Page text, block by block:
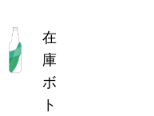
在
庫
ボ
ト